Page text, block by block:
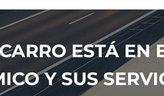
ESTÁ EN
Y SUS